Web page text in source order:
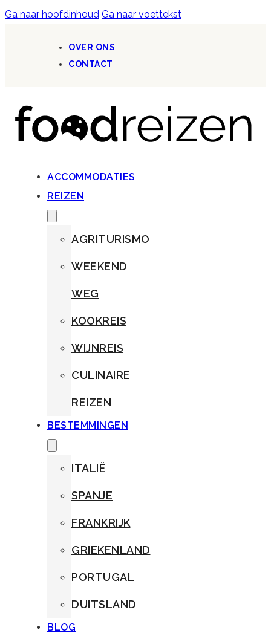
Ga naar hoofdinhoud Ga naar voettekst
OVER ONS
CONTACT
ACCOMMODATIES
REIZEN
AGRITURISMO
WEEKEND
WEG
KOOKREIS
WIJNREIS
CULINAIRE
REIZEN
BESTEMMINGEN
ITALIË
SPANJE
FRANKRIJK
GRIEKENLAND
PORTUGAL
DUITSLAND
BLOG